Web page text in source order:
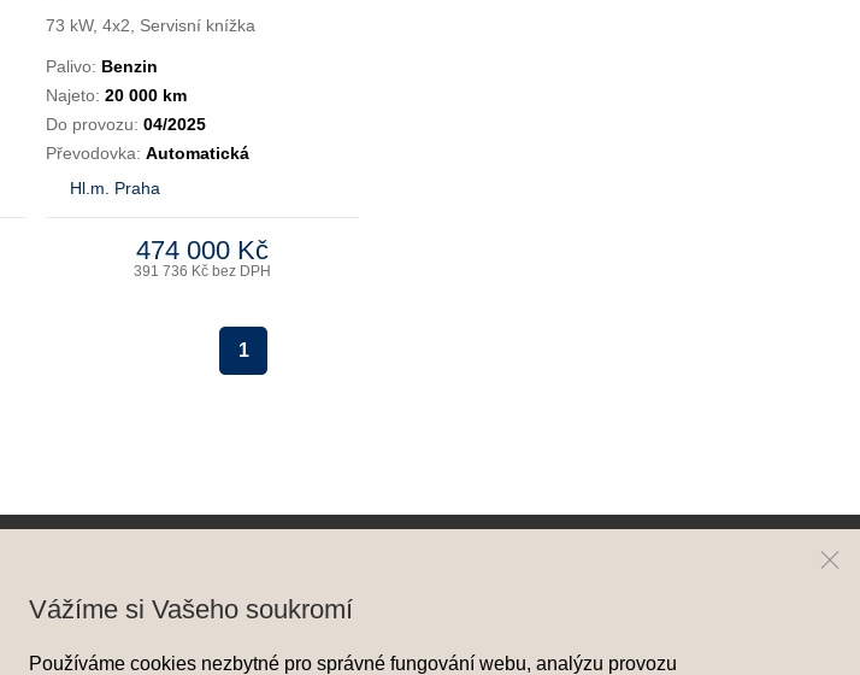
SMART
73 kW, 4x2, Servisní knížka
Palivo: Benzin
Najeto: 20 000 km
Do provozu: 04/2025
Převodovka: Automatická
Hl.m. Praha
474 000 Kč
391 736 Kč bez DPH
1
Vážíme si Vašeho soukromí
Používáme cookies nezbytné pro správné fungování webu, analýzu provozu